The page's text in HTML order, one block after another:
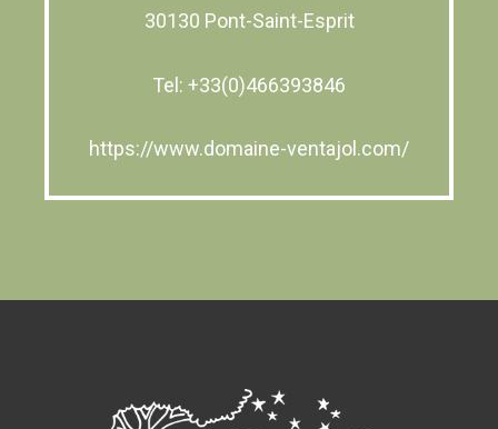
30130 Pont-Saint-Esprit
Tel: +33(0)466393846
https://www.domaine-ventajol.com/